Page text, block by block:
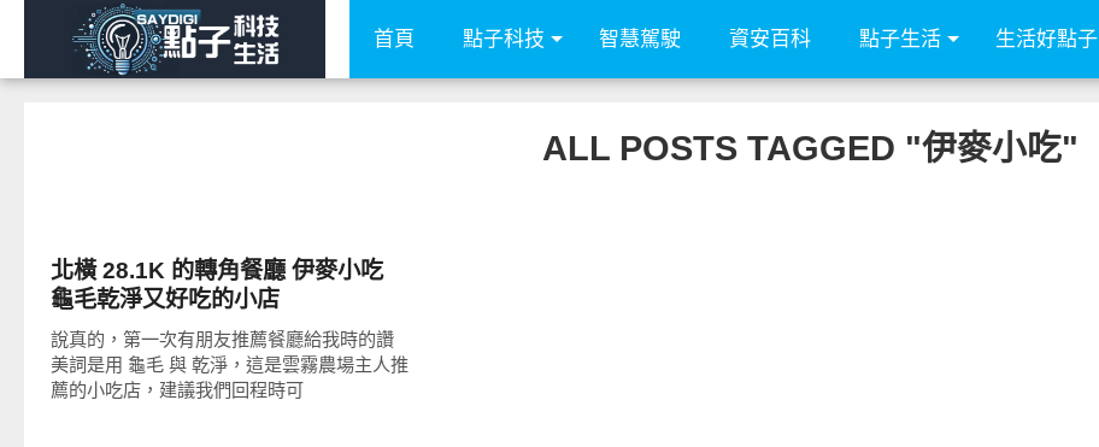
首頁 點子科技 智慧駕駛 資安百科 點子生活 生活好點子
ALL POSTS TAGGED "伊麥小吃"
北橫 28.1K 的轉角餐廳 伊麥小吃
龜毛乾淨又好吃的小店
說真的，第一次有朋友推薦餐廳給我時的讚
美詞是用 龜毛 與 乾淨，這是雲霧農場主人推
薦的小吃店，建議我們回程時可